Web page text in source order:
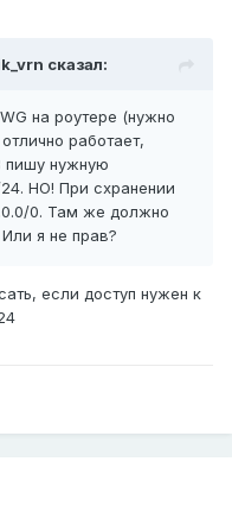
сказал:
на роутере (нужно
работает,
пишу нужную
НО! При схранении
0. Там же должно
я не прав?
если доступ нужен к